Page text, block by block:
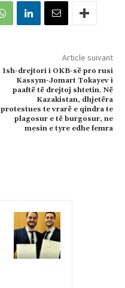
Article suivant
Ish-drejtori i OKB-së pro rusi
Kassym-Jomart Tokayev i
paaftë të drejtoj shtetin. Në
Kazakistan, dhjetëra
protestues te vrarë e qindra te
plagosur e të burgosur, ne
mesin e tyre edhe femra